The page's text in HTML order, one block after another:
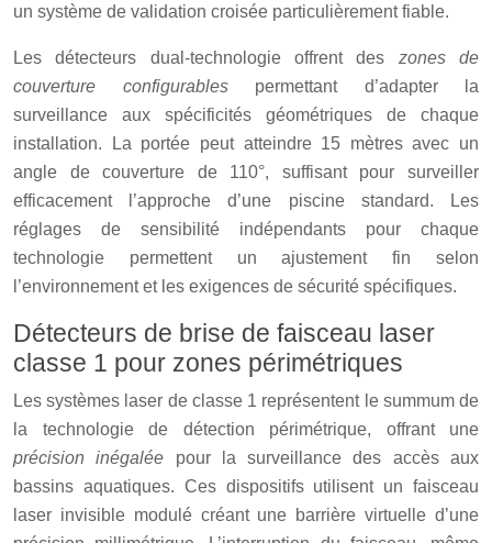
un système de validation croisée particulièrement fiable.
Les détecteurs dual-technologie offrent des zones de
couverture configurables permettant d’adapter la
surveillance aux spécificités géométriques de chaque
installation. La portée peut atteindre 15 mètres avec un
angle de couverture de 110°, suffisant pour surveiller
efficacement l’approche d’une piscine standard. Les
réglages de sensibilité indépendants pour chaque
technologie permettent un ajustement fin selon
l’environnement et les exigences de sécurité spécifiques.
Détecteurs de brise de faisceau laser
classe 1 pour zones périmétriques
Les systèmes laser de classe 1 représentent le summum de
la technologie de détection périmétrique, offrant une
précision inégalée pour la surveillance des accès aux
bassins aquatiques. Ces dispositifs utilisent un faisceau
laser invisible modulé créant une barrière virtuelle d’une